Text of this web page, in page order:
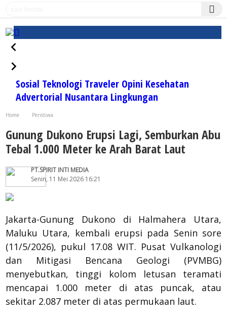
Sosial Teknologi Traveler Opini Kesehatan
Advertorial Nusantara Lingkungan
Home
Peristiwa
Gunung Dukono Erupsi Lagi, Semburkan Abu
Tebal 1.000 Meter ke Arah Barat Laut
PT.SPIRIT INTI MEDIA
Senin, 11 Mei 2026 16:21
Jakarta-Gunung Dukono di Halmahera Utara,
Maluku Utara, kembali erupsi pada Senin sore
(11/5/2026), pukul 17.08 WIT. Pusat Vulkanologi
dan Mitigasi Bencana Geologi (PVMBG)
menyebutkan, tinggi kolom letusan teramati
mencapai 1.000 meter di atas puncak, atau
sekitar 2.087 meter di atas permukaan laut.